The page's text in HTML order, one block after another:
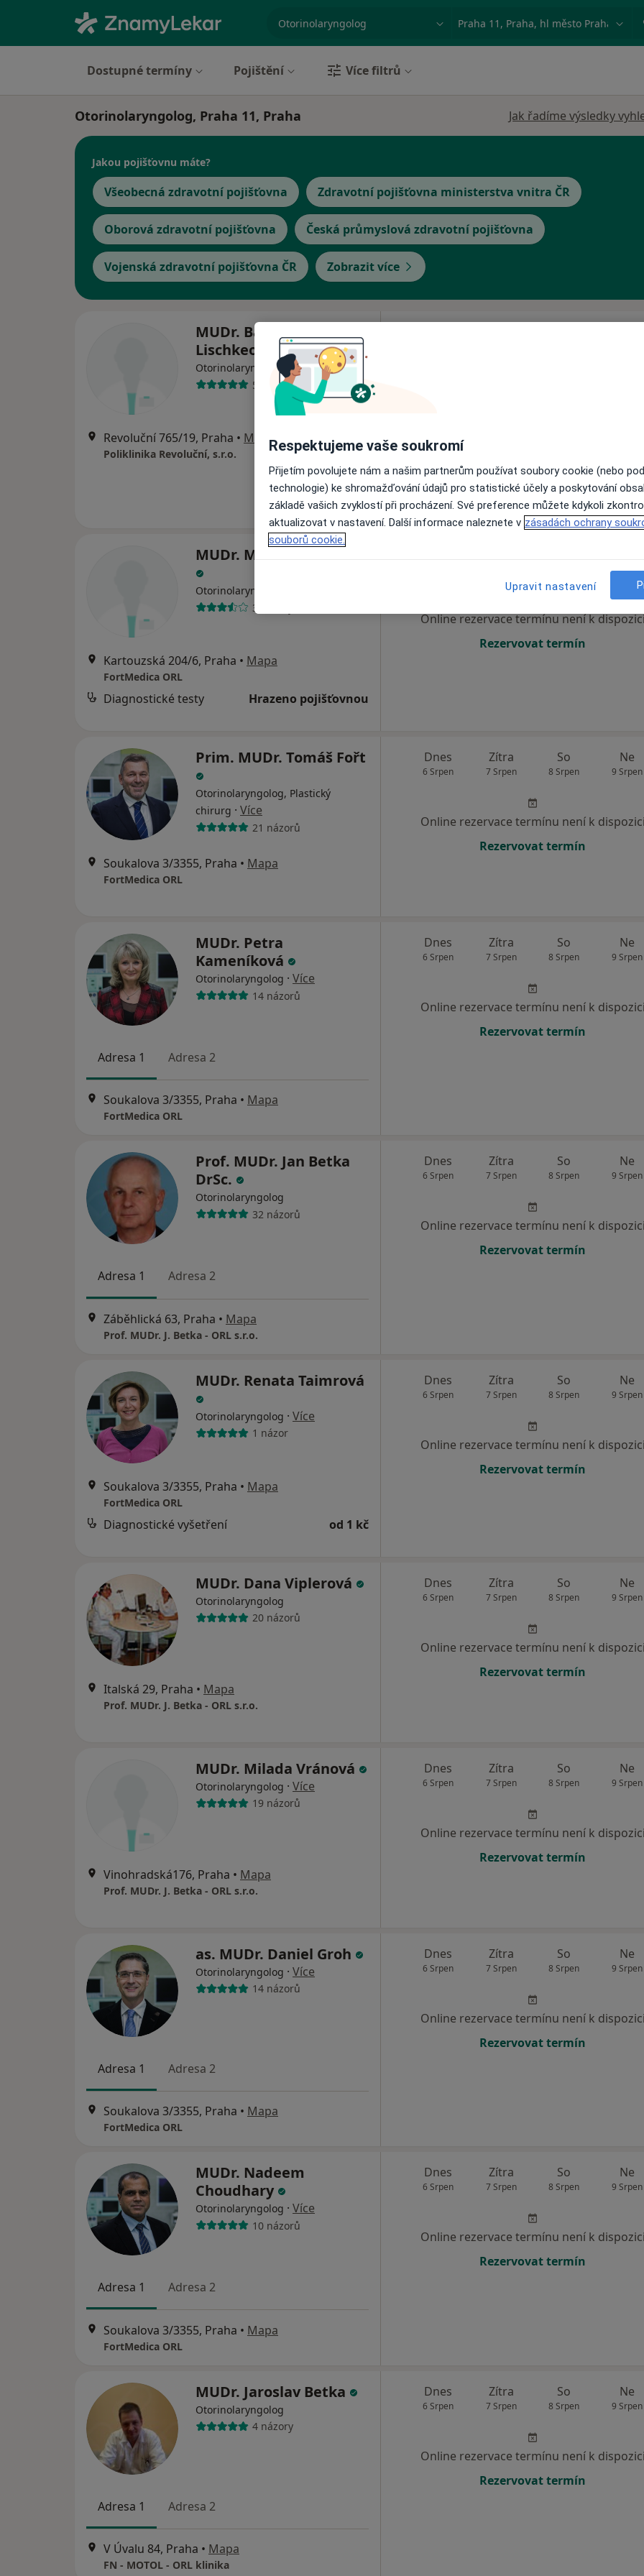
Dostupné termíny Pojištění Více filtrů
Otorinolaryngolog, Praha 11, Praha Jak řadíme výsledky
Jakou pojišťovnu máte?
Všeobecná zdravotní pojišťovna Zdravotní pojišťovna ministerstva vnitra ČR
Oborová zdravotní pojišťovna Česká průmyslová zdravotní pojišťovna
Vojenská zdravotní pojišťovna ČR Zobrazit více
MUDr. Barbora
Lischkeová
Otorinolaryngolog ·Více
521 názorů
Revoluční 765/19, Praha • Mapa
Poliklinika Revoluční, s.r.o.
MUDr. Michaela Fialová
Otorinolaryngolog
3 názory
Kartouzská 204/6, Praha • Mapa
FortMedica ORL
Diagnostické testy Hrazeno pojišťovnou
9 Srpen
Online rezervace termínu není k
Rezervovat termín
Prim. MUDr. Tomáš Fořt
Otorinolaryngolog, Plastický
chirurg · Více
21 názorů
Soukalova 3/3355, Praha • Mapa
FortMedica ORL
Dnes
6 Srpen
Zítra
7 Srpen
So
8 Srpen
Ne
9 Srpen
Online rezervace termínu není k dispozici
Rezervovat termín
MUDr. Petra
Kameníková
Otorinolaryngolog · Více
14 názorů
Adresa 1 Adresa 2
Soukalova 3/3355, Praha • Mapa
FortMedica ORL
Dnes
6 Srpen
Zítra
7 Srpen
So
8 Srpen
Ne
9 Srpen
Online rezervace termínu není k dispozici
Rezervovat termín
Prof. MUDr. Jan Betka
DrSc.
Otorinolaryngolog
32 názorů
Adresa 1 Adresa 2
Záběhlická 63, Praha • Mapa
Prof. MUDr. J. Betka - ORL s.r.o.
Dnes
6 Srpen
Zítra
7 Srpen
So
8 Srpen
Ne
9 Srpen
Online rezervace termínu není k dispozici
Rezervovat termín
MUDr. Renata Taimrová
Otorinolaryngolog · Více
1 názor
Soukalova 3/3355, Praha • Mapa
FortMedica ORL
Diagnostické vyšetření od 1 kč
Dnes
6 Srpen
Zítra
7 Srpen
So
8 Srpen
Ne
9 Srpen
Online rezervace termínu není k dispozici
Rezervovat termín
MUDr. Dana Viplerová
Otorinolaryngolog
20 názorů
Italská 29, Praha • Mapa
Prof. MUDr. J. Betka - ORL s.r.o.
Dnes
6 Srpen
Zítra
7 Srpen
So
8 Srpen
Ne
9 Srpen
Online rezervace termínu není k dispozici
Rezervovat termín
MUDr. Milada Vránová
Otorinolaryngolog · Více
19 názorů
Vinohradská176, Praha • Mapa
Prof. MUDr. J. Betka - ORL s.r.o.
Dnes
6 Srpen
Zítra
7 Srpen
So
8 Srpen
Ne
9 Srpen
Online rezervace termínu není k dispozici
Rezervovat termín
as. MUDr. Daniel Groh
Otorinolaryngolog · Více
14 názorů
Adresa 1 Adresa 2
Soukalova 3/3355, Praha • Mapa
FortMedica ORL
Dnes
6 Srpen
Zítra
7 Srpen
So
8 Srpen
Ne
9 Srpen
Online rezervace termínu není k dispozici
Rezervovat termín
MUDr. Nadeem
Choudhary
Otorinolaryngolog · Více
10 názorů
Adresa 1 Adresa 2
Soukalova 3/3355, Praha • Mapa
FortMedica ORL
Dnes
6 Srpen
Zítra
7 Srpen
So
8 Srpen
Ne
9 Srpen
Online rezervace termínu není k dispozici
Rezervovat termín
MUDr. Jaroslav Betka
Otorinolaryngolog
4 názory
Adresa 1 Adresa 2
V Úvalu 84, Praha • Mapa
FN - MOTOL - ORL klinika
Dnes
6 Srpen
Zítra
7 Srpen
So
8 Srpen
Ne
9 Srpen
Online rezervace termínu není k dispozici
Rezervovat termín
Respektujeme vaše soukromí
Přijetím povolujete nám a našim partnerům používat soubory cookie (nebo
technologie) ke shromažďování údajů pro statistické účely a poskytování
základě vašich zvyklostí při procházení. Své preference můžete kdykoli
aktualizovat v nastavení. Další informace naleznete v zásadách ochrany
souborů cookie.
Upravit nastavení